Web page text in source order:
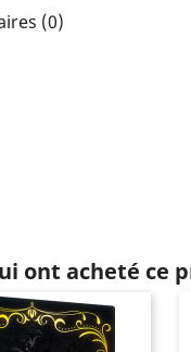
(0)
ont acheté ce